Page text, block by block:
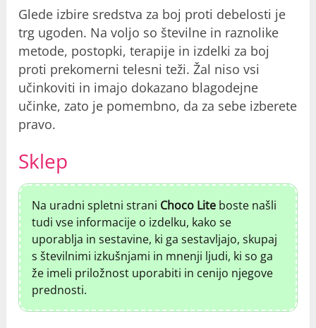
Glede izbire sredstva za boj proti debelosti je
trg ugoden. Na voljo so številne in raznolike
metode, postopki, terapije in izdelki za boj
proti prekomerni telesni teži. Žal niso vsi
učinkoviti in imajo dokazano blagodejne
učinke, zato je pomembno, da za sebe izberete
pravo.
Sklep
Na uradni spletni strani Choco Lite boste našli
tudi vse informacije o izdelku, kako se
uporablja in sestavine, ki ga sestavljajo, skupaj
s številnimi izkušnjami in mnenji ljudi, ki so ga
že imeli priložnost uporabiti in cenijo njegove
prednosti.